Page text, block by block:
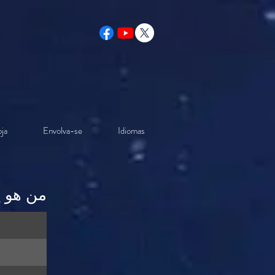
Envolva-se Idiomas
من هو